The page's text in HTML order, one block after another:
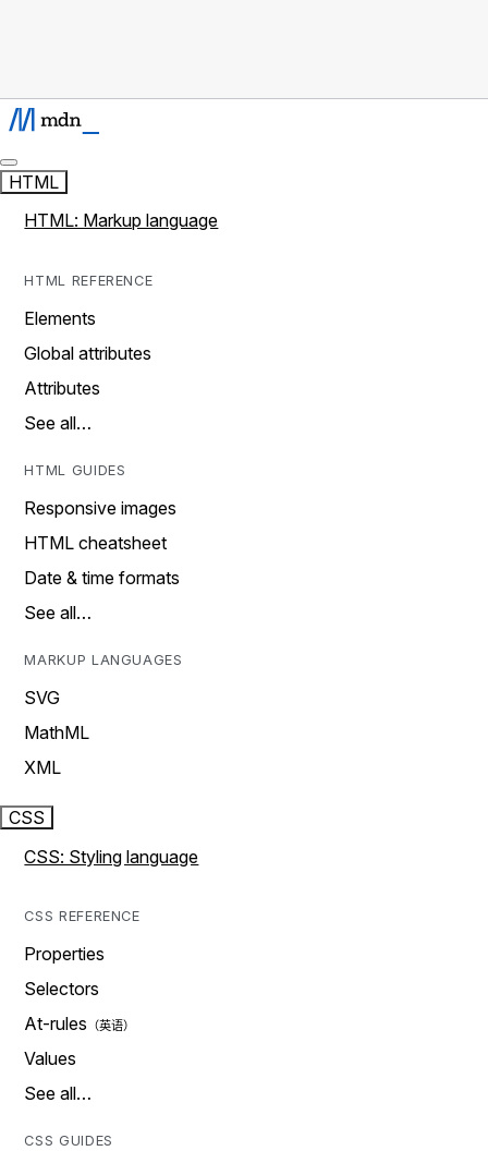
HTML
HTML: Markup language
HTML REFERENCE
Elements
Global attributes
Attributes
See all…
HTML GUIDES
Responsive images
HTML cheatsheet
Date & time formats
See all…
MARKUP LANGUAGES
SVG
MathML
XML
CSS
CSS: Styling language
CSS REFERENCE
Properties
Selectors
At-rules
Values
See all…
CSS GUIDES